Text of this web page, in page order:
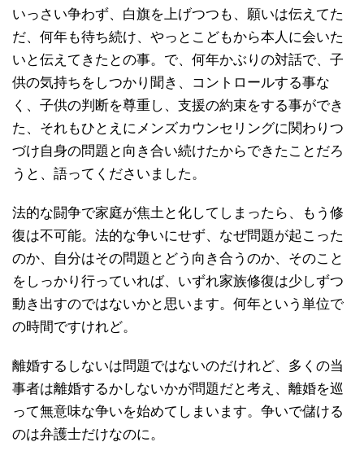
いっさい争わず、白旗を上げつつも、願いは伝えてた
だ、何年も待ち続け、やっとこどもから本人に会いた
いと伝えてきたとの事。で、何年かぶりの対話で、子
供の気持ちをしつかり聞き、コントロールする事な
く、子供の判断を尊重し、支援の約束をする事ができ
た、それもひとえにメンズカウンセリングに関わりつ
づけ自身の問題と向き合い続けたからできたことだろ
うと、語ってくださいました。
法的な闘争で家庭が焦土と化してしまったら、もう修
復は不可能。法的な争いにせず、なぜ問題が起こった
のか、自分はその問題とどう向き合うのか、そのこと
をしっかり行っていれば、いずれ家族修復は少しずつ
動き出すのではないかと思います。何年という単位で
の時間ですけれど。
離婚するしないは問題ではないのだけれど、多くの当
事者は離婚するかしないかが問題だと考え、離婚を巡
って無意味な争いを始めてしまいます。争いで儲ける
のは弁護士だけなのに。